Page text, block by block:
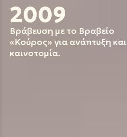
2009
Βράβευση με το Βραβείο
«Κούρος» για ανάπτυξη και
καινοτομία.